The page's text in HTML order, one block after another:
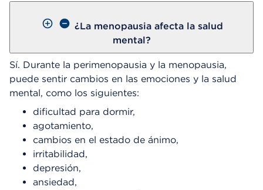
¿La menopausia afecta la salud
mental?
Sí. Durante la perimenopausia y la menopausia,
puede sentir cambios en las emociones y la salud
mental, como los siguientes:
dificultad para dormir,
agotamiento,
cambios en el estado de ánimo,
irritabilidad,
depresión,
ansiedad,